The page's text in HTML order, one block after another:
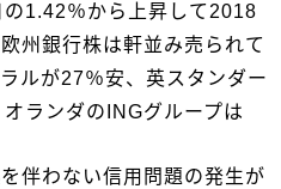
1.42％から上昇して2018
州銀行株は軒並み売られて
ルが27％安、英スタンダー
ランダのINGグループは
伴わない信用問題の発生が